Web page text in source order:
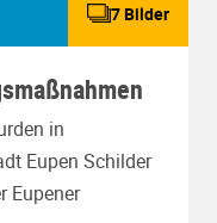
7 Bilder
in
Eupen Schilder
Eupener